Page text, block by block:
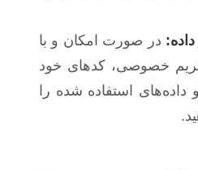
در صورت امکان و با
خصوصی، کدهای خود
استفاده شده را